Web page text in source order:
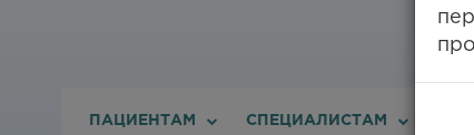
ПАЦИЕНТАМ СПЕЦИАЛИСТАМ